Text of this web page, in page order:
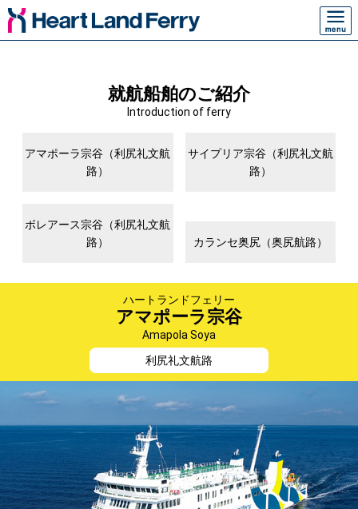
就航船舶のご紹介
Introduction of ferry
アマポーラ宗谷 （利尻礼文航
路）
サイプリア宗谷（利尻礼文航
路）
ボレアース宗谷 （利尻礼文航
路）
カランセ奥尻（奥尻航路）
ハートランドフェリー
アマポーラ宗谷
Amapola Soya
利尻礼文航路